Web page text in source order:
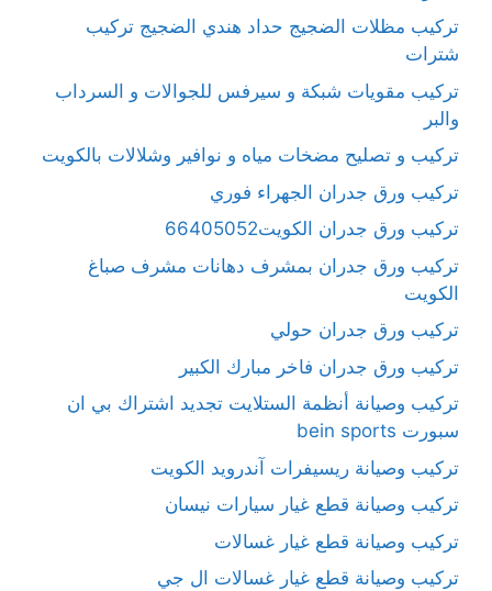
تركيب مظلات الضجيج حداد هندي الضجيج تركيب
شترات
تركيب مقويات شبكة و سيرفس للجوالات و السرداب
والبر
تركيب و تصليح مضخات مياه و نوافير وشلالات بالكويت
تركيب ورق جدران الجهراء فوري
تركيب ورق جدران الكويت66405052
تركيب ورق جدران بمشرف دهانات مشرف صباغ
الكويت
تركيب ورق جدران حولي
تركيب ورق جدران فاخر مبارك الكبير
تركيب وصيانة أنظمة الستلايت تجديد اشتراك بي ان
سبورت bein sports
تركيب وصيانة ريسيفرات آندرويد الكويت
تركيب وصيانة قطع غيار سيارات نيسان
تركيب وصيانة قطع غيار غسالات
تركيب وصيانة قطع غيار غسالات ال جي